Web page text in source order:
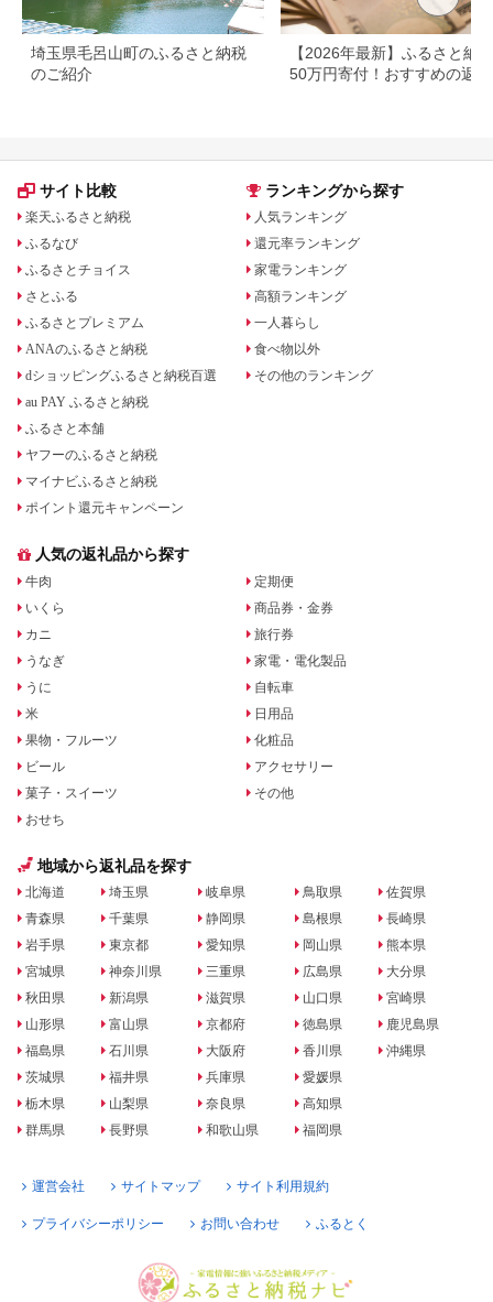
埼玉県毛呂山町のふるさと納税
のご紹介
【2026年最新】ふるさと納
50万円寄付！おすすめの返
サイト比較
楽天ふるさと納税
ふるなび
ふるさとチョイス
さとふる
ふるさとプレミアム
ANAのふるさと納税
dショッピングふるさと納税百選
au PAY ふるさと納税
ふるさと本舗
ヤフーのふるさと納税
マイナビふるさと納税
ポイント還元キャンペーン
ランキングから探す
人気ランキング
還元率ランキング
家電ランキング
高額ランキング
一人暮らし
食べ物以外
その他のランキング
人気の返礼品から探す
牛肉
いくら
カニ
うなぎ
うに
米
果物・フルーツ
ビール
菓子・スイーツ
おせち
定期便
商品券・金券
旅行券
家電・電化製品
自転車
日用品
化粧品
アクセサリー
その他
地域から返礼品を探す
北海道
青森県
岩手県
宮城県
秋田県
山形県
福島県
茨城県
栃木県
群馬県
埼玉県
千葉県
東京都
神奈川県
新潟県
富山県
石川県
福井県
山梨県
長野県
岐阜県
静岡県
愛知県
三重県
滋賀県
京都府
大阪府
兵庫県
奈良県
和歌山県
鳥取県
島根県
岡山県
広島県
山口県
徳島県
香川県
愛媛県
高知県
福岡県
佐賀県
長崎県
熊本県
大分県
宮崎県
鹿児島県
沖縄県
運営会社 サイトマップ サイト利用規約
プライバシーポリシー お問い合わせ ふるとく